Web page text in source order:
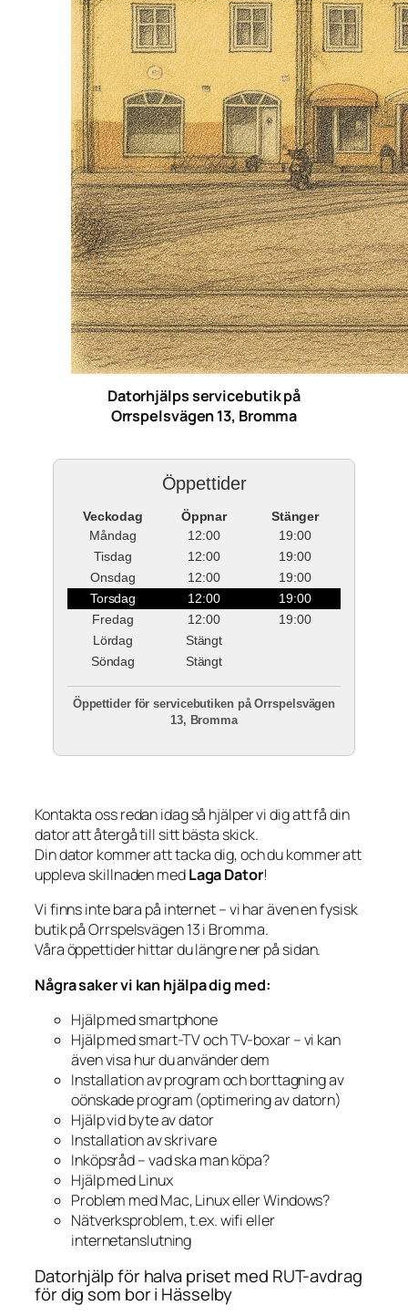
Datorhjälps servicebutik på
Orrspelsvägen 13, Bromma
Öppettider
Veckodag Öppnar
Stänger
Måndag
12:00
19:00
Tisdag
12:00
19:00
Onsdag
12:00
19:00
Torsdag
12:00
19:00
Fredag
12:00
19:00
Lördag
Stängt
Söndag
Stängt
Öppettider för servicebutiken på Orrspelsvägen
13, Bromma
Kontakta oss redan idag så hjälper vi dig att få din
dator att återgå till sitt bästa skick.
Din dator kommer att tacka dig, och du kommer att
uppleva skillnaden medLaga Dator!
Vi finns inte bara på internet – vi har även en fysisk
butik på Orrspelsvägen 13 i Bromma.
Våra öppettider hittar du längre ner på sidan.
Några saker vi kan hjälpa dig med:
Hjälp med smartphone
Hjälp med smart-TV och TV-boxar – vi kan
även visa hur du använder dem
Installation av program och borttagning av
oönskade program (optimering av datorn)
Hjälp vid byte av dator
Installation av skrivare
Inköpsråd – vad ska man köpa?
Hjälp med Linux
Problem med Mac, Linux eller Windows?
Nätverksproblem, t.ex. wifi eller
internetanslutning
Datorhjälp för halva priset med RUT-avdrag
för dig som bor i Hässelby